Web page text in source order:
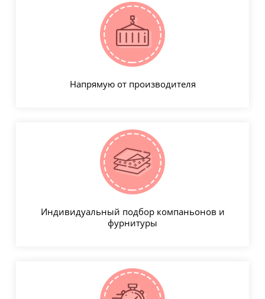
Напрямую от производителя
Индивидуальный подбор компаньонов и
фурнитуры